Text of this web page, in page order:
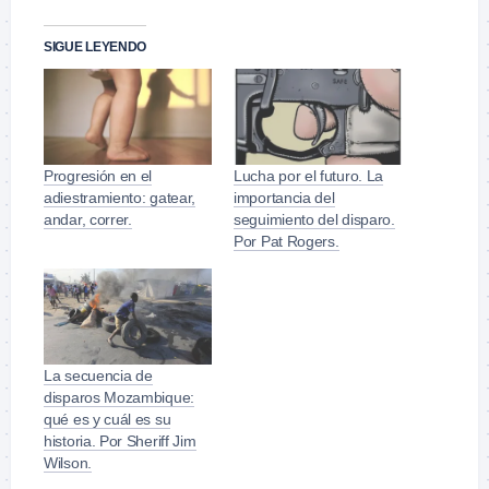
SIGUE LEYENDO
Progresión en el
adiestramiento: gatear,
andar, correr.
Lucha por el futuro. La
importancia del
seguimiento del disparo.
Por Pat Rogers.
La secuencia de
disparos Mozambique:
qué es y cuál es su
historia. Por Sheriff Jim
Wilson.